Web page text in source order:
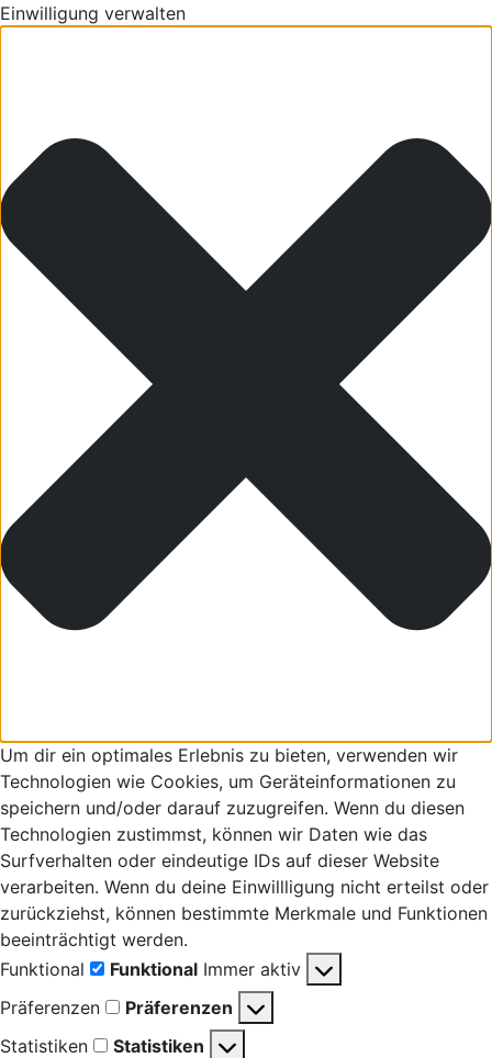
Einwilligung verwalten
Um dir ein optimales Erlebnis zu bieten, verwenden wir
Technologien wie Cookies, um Geräteinformationen zu
speichern und/oder darauf zuzugreifen. Wenn du diesen
Technologien zustimmst, können wir Daten wie das
Surfverhalten oder eindeutige IDs auf dieser Website
verarbeiten. Wenn du deine Einwillligung nicht erteilst oder
zurückziehst, können bestimmte Merkmale und Funktionen
beeinträchtigt werden.
Funktional
Funktional Immer aktiv
Präferenzen
Präferenzen
Statistiken
Statistiken